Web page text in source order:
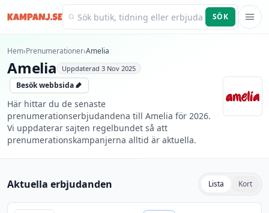
SÖK
Hem›Prenumerationer›Amelia
Amelia Uppdaterad 3 Nov 2025
Besök webbsida
Här hittar du de senaste
prenumerationserbjudandena till Amelia för 2026.
Vi uppdaterar sajten regelbundet så att
prenumerationskampanjerna alltid är aktuella.
Aktuella erbjudanden Lista Kort